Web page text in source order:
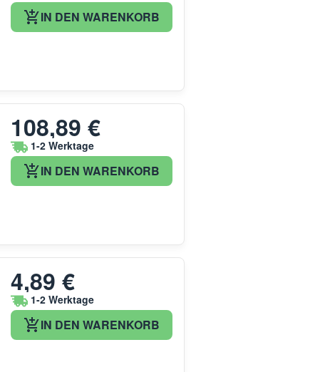
IN DEN WARENKORB
108,89 €
1-2 Werktage
IN DEN WARENKORB
4,89 €
1-2 Werktage
IN DEN WARENKORB